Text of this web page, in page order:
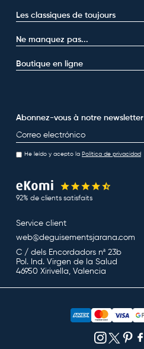
Les classiques de toujours
Ne manquez pas...
Boutique en ligne
Abonnez-vous à notre newsletter
E-mail
He leído y acepto la Política de privacidad
92% de clients satisfaits
Service client
web@deguisementsjarana.com
C / dels Encordadors nª 23b
Pol. Ind. Virgen de la Salud
46950 Xirivella, Valencia